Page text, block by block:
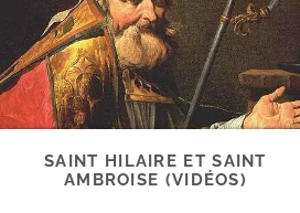
SAINT HILAIRE ET SAINT
AMBROISE (VIDÉOS)